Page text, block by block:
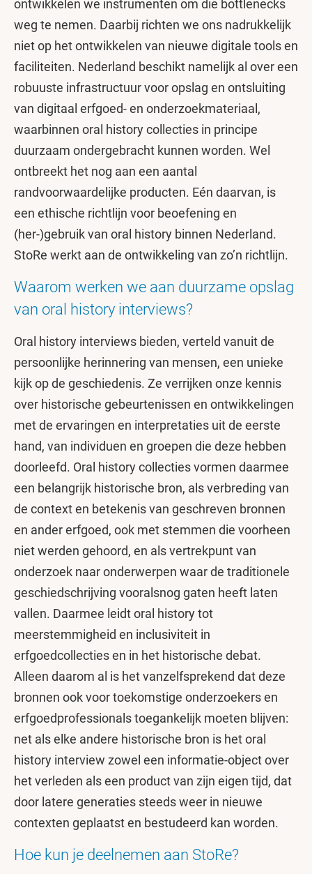
ontwikkelen we instrumenten om die bottlenecks
weg te nemen. Daarbij richten we ons nadrukkelijk
niet op het ontwikkelen van nieuwe digitale tools en
faciliteiten. Nederland beschikt namelijk al over een
robuuste infrastructuur voor opslag en ontsluiting
van digitaal erfgoed- en onderzoekmateriaal,
waarbinnen oral history collecties in principe
duurzaam ondergebracht kunnen worden. Wel
ontbreekt het nog aan een aantal
randvoorwaardelijke producten. Eén daarvan, is
een ethische richtlijn voor beoefening en
(her-)gebruik van oral history binnen Nederland.
StoRe werkt aan de ontwikkeling van zo’n richtlijn.
Waarom werken we aan duurzame opslag
van oral history interviews?
Oral history interviews bieden, verteld vanuit de
persoonlijke herinnering van mensen, een unieke
kijk op de geschiedenis. Ze verrijken onze kennis
over historische gebeurtenissen en ontwikkelingen
met de ervaringen en interpretaties uit de eerste
hand, van individuen en groepen die deze hebben
doorleefd. Oral history collecties vormen daarmee
een belangrijk historische bron, als verbreding van
de context en betekenis van geschreven bronnen
en ander erfgoed, ook met stemmen die voorheen
niet werden gehoord, en als vertrekpunt van
onderzoek naar onderwerpen waar de traditionele
geschiedschrijving vooralsnog gaten heeft laten
vallen. Daarmee leidt oral history tot
meerstemmigheid en inclusiviteit in
erfgoedcollecties en in het historische debat.
Alleen daarom al is het vanzelfsprekend dat deze
bronnen ook voor toekomstige onderzoekers en
erfgoedprofessionals toegankelijk moeten blijven:
net als elke andere historische bron is het oral
history interview zowel een informatie-object over
het verleden als een product van zijn eigen tijd, dat
door latere generaties steeds weer in nieuwe
contexten geplaatst en bestudeerd kan worden.
Hoe kun je deelnemen aan StoRe?